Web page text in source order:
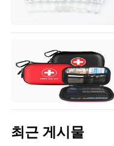
최근 게시물